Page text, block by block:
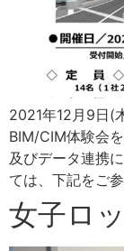
2021年12月9日(
BIM/CIM体験会
及びデータ連携
ては、下記をご
女子ロ